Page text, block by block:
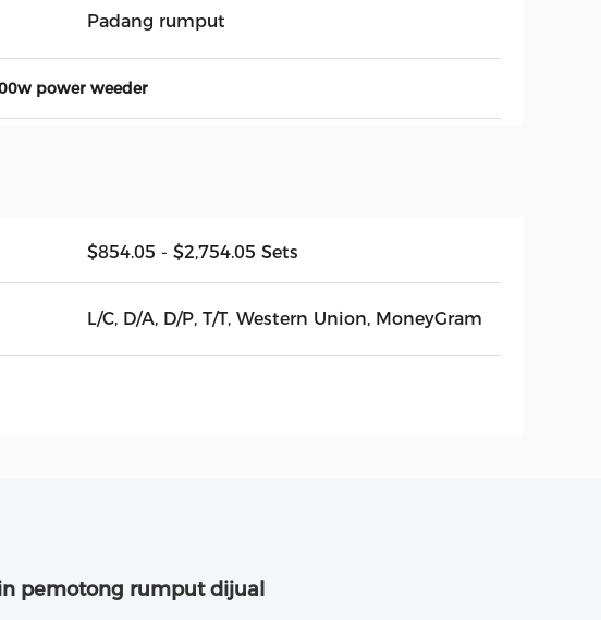
Padang rumput
power weeder
$854.05 - $2,754.05 Sets
L/C, D/A, D/P, T/T, Western Union, MoneyGram
pemotong rumput dijual